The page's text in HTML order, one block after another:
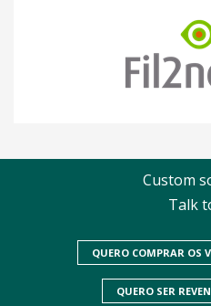
Custom
Talk
QUERO COMPRAR OS
QUERO SER